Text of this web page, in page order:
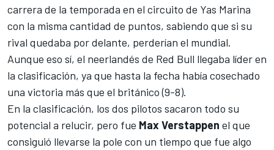
carrera de la temporada en el circuito de Yas Marina
con la misma cantidad de puntos, sabiendo que si su
rival quedaba por delante, perderían el mundial.
Aunque eso sí, el neerlandés de Red Bull llegaba líder en
la clasificación, ya que hasta la fecha había cosechado
una victoria más que el británico (9-8).
En la clasificación, los dos pilotos sacaron todo su
potencial a relucir, pero fue Max Verstappen el que
consiguió llevarse la pole con un tiempo que fue algo